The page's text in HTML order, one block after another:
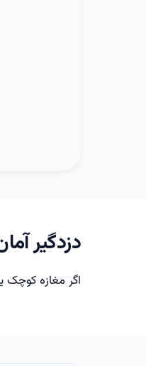
دزدگیر
اگر مغازه کوچک